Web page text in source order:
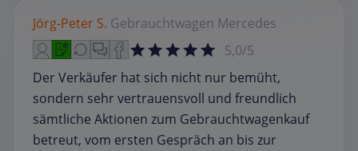
Jörg-Peter S. Gebrauchtwagen Mercedes
5,0/5
Der Verkäufer hat sich nicht nur bemüht,
sondern sehr vertrauensvoll und freundlich
sämtliche Aktionen zum Gebrauchtwagenkauf
betreut, vom ersten Gespräch an bis zur